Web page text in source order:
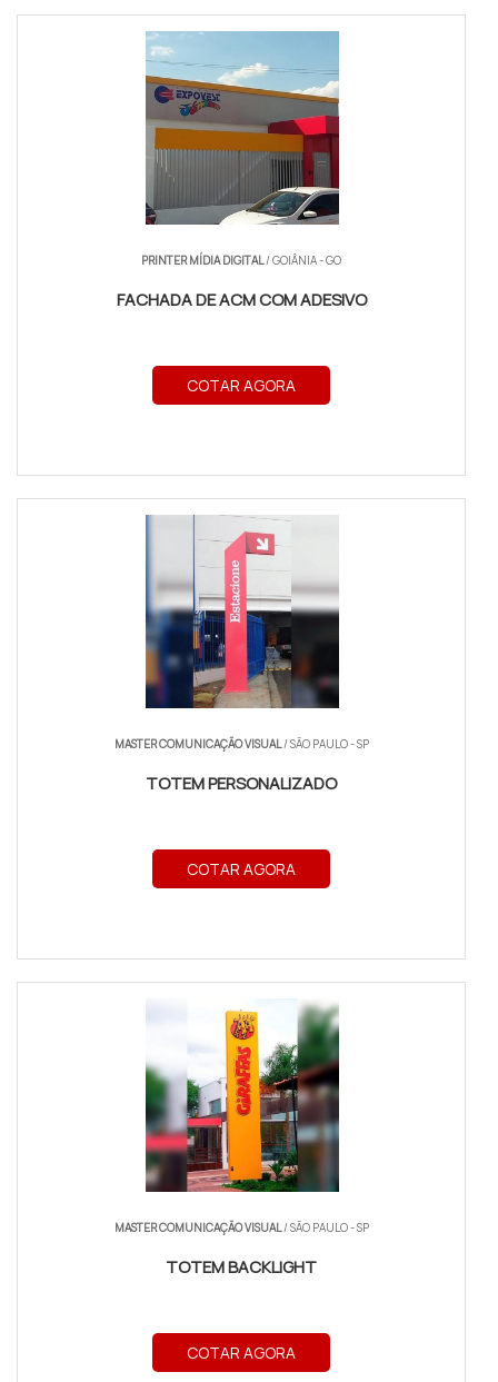
PRINTER MÍDIA DIGITAL/ GOIÂNIA - GO
FACHADA DE ACM COM ADESIVO
COTAR AGORA
MASTER COMUNICAÇÃO VISUAL/ SÃO PAULO - SP
TOTEM PERSONALIZADO
COTAR AGORA
MASTER COMUNICAÇÃO VISUAL/ SÃO PAULO - SP
TOTEM BACKLIGHT
COTAR AGORA